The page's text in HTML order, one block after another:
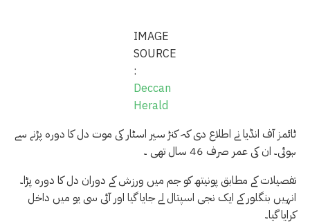
IMAGE
SOURCE
:
Deccan
Herald
ٹائمز آف انڈیا نے اطلاع دی کہ کنڑ سپر اسٹار کی موت دل کا دورہ پڑنے سے
ہوئی۔ ان کی عمر صرف 46 سال تھی ۔
تفصیلات کے مطابق پونیتھ کو جم میں ورزش کے دوران دل کا دورہ پڑا۔
انہیں بنگلور کے ایک نجی اسپتال لے جایا گیا اور آئی سی یو میں داخل
کرایا گیا۔